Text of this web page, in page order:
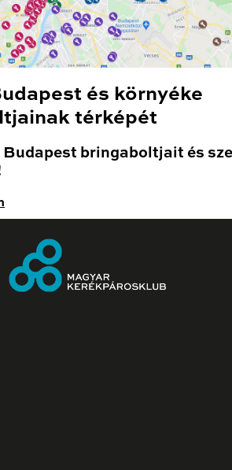
és környéke
térképét
Budapest bringaboltjait és